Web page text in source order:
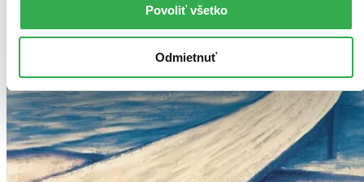
Povoliť všetko
Odmietnuť